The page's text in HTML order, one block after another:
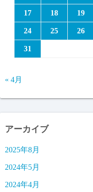
17 18 19
24 25 26
31
« 4月
アーカイブ
2025年8月
2024年5月
2024年4月